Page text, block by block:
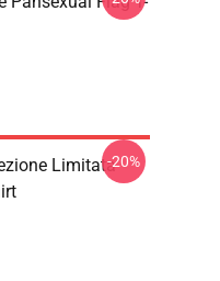
Limitata-20%